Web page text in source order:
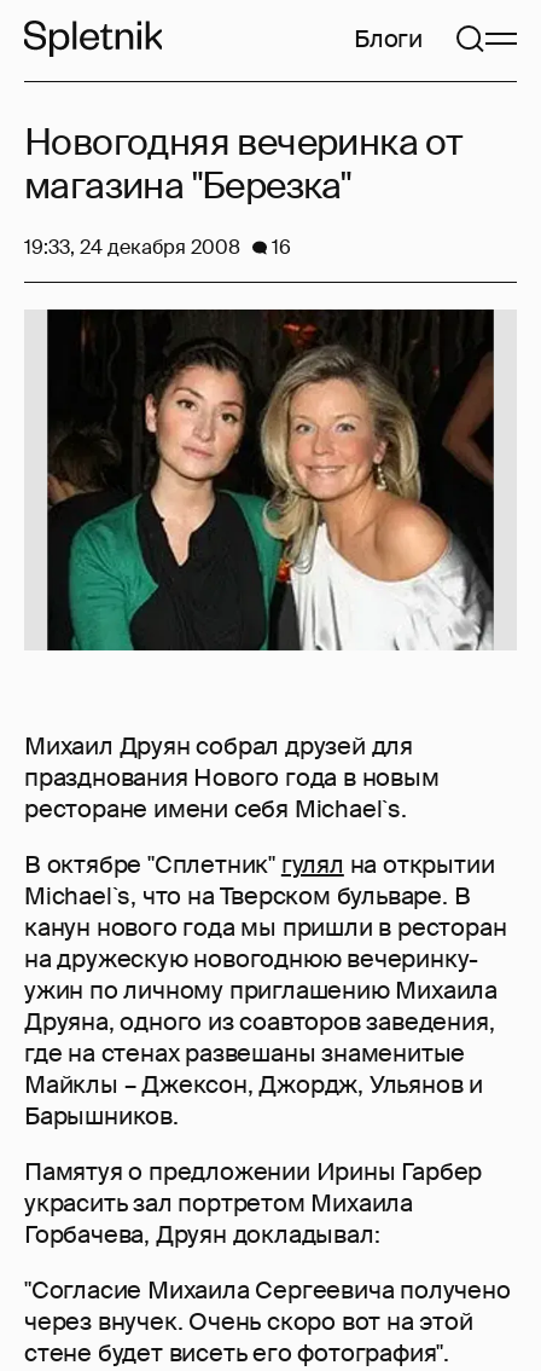
Блоги
Михаил Друян собрал друзей для
празднования Нового года в новым
ресторане имени себя Michael`s.
В октябре "Сплетник" гулял на открытии
Michael`s, что на Тверском бульваре. В
канун нового года мы пришли в ресторан
на дружескую новогоднюю вечеринку-
ужин по личному приглашению Михаила
Друяна, одного из соавторов заведения,
где на стенах развешаны знаменитые
Майклы – Джексон, Джордж, Ульянов и
Барышников.
Памятуя о предложении Ирины Гарбер
украсить зал портретом Михаила
Горбачева, Друян докладывал:
"Согласие Михаила Сергеевича получено
через внучек. Очень скоро вот на этой
стене будет висеть его фотография".
Новогодняя вечеринка от
магазина "Березка"
19:33, 24 декабря 2008 16